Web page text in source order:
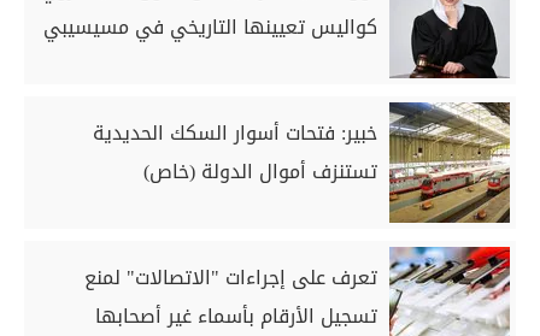
كواليس تعيينها التاريخي في مسيسيبي
خبير: فتحات أسوار السكك الحديدية
تستنزف أموال الدولة (خاص)
تعرف على إجراءات "الاتصالات" لمنع
تسجيل الأرقام بأسماء غير أصحابها